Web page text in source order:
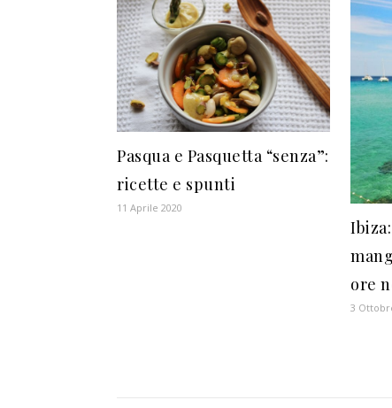
Pasqua e Pasquetta “senza”:
ricette e spunti
11 Aprile 2020
ore
3